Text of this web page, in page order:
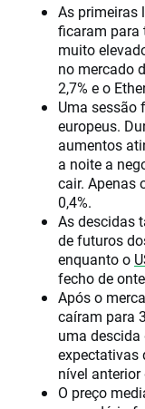
As primeiras
ficaram para
muito
no mercado
2,7% e o
Uma sessão
europeus.
aumentos
a noite a
cair. Apenas
0,4%.
As descidas
de futuros
enquanto o
fecho de
Após o
caíram para
uma descida
expectativas
nível anterior
O preço